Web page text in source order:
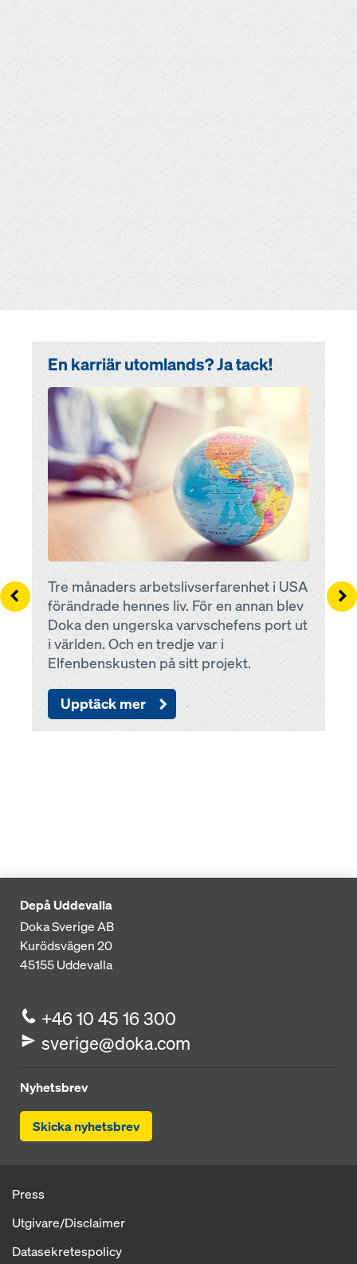
En karriär utomlands? Ja tack!
Open
Tre månaders arbetslivserfarenhet i USA
förändrade hennes liv. För en annan blev
Doka den ungerska varvschefens port ut
i världen. Och en tredje var i
Elfenbenskusten på sitt projekt.
Upptäck mer
Left
Depå Uddevalla
Doka Sverige AB
Kurödsvägen 20
45155Uddevalla
+46 10 45 16 300
sverige@doka.com
Nyhetsbrev
Skicka nyhetsbrev
Press
Utgivare/Disclaimer
Datasekretespolicy